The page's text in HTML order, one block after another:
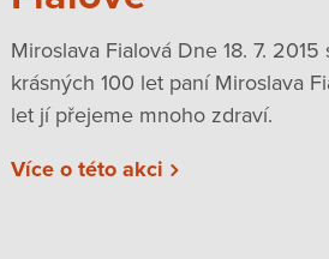
Miroslava Fialová Dne 18. 7. 2015
krásných 100 let paní Miroslava
let jí přejeme mnoho zdraví.
Více o této akci